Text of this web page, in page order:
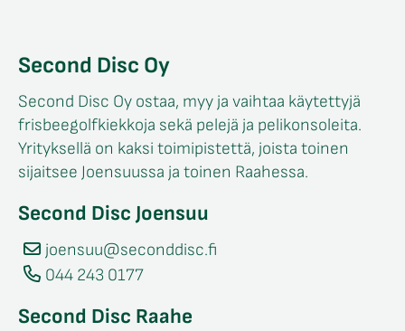
Second Disc Oy
Second Disc Oy ostaa, myy ja vaihtaa käytettyjä
frisbeegolfkiekkoja sekä pelejä ja pelikonsoleita.
Yrityksellä on kaksi toimipistettä, joista toinen
sijaitsee Joensuussa ja toinen Raahessa.
Second Disc Joensuu
joensuu@seconddisc.fi
044 243 0177
Second Disc Raahe